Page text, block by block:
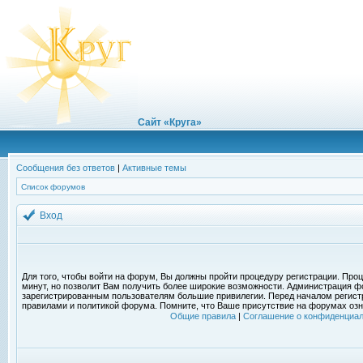
Сайт «Круга»
Сообщения без ответов | Активные темы
Список форумов
Вход
Для того, чтобы войти на форум, Вы должны пройти процедуру регистрации.
минут, но позволит Вам получить более широкие возможности. Администрация
зарегистрированным пользователям большие привилегии. Перед началом
правилами и политикой форума. Помните, что Ваше присутствие на форумах
Общие правила| Соглашение о